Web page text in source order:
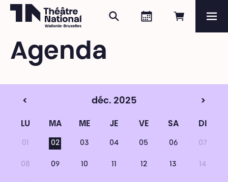
Réserver
Agenda
Rechercher
Agenda
< déc. 2025 >
LU MA ME JE VE SA DI
01 02 03 04 05 06 07
08 09 10 11 12 13 14